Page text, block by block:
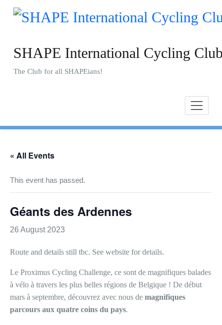
Skip
SHAPE International Cycling
The Club for all SHAPEians!
« All Events
This event has passed.
Géants des Ardennes
26 August 2023
Route and details still tbc. See website for details.
Le Proximus Cycling Challenge, ce sont de magnifiques balades
à vélo à travers les plus belles régions de Belgique ! De début
mars à septembre, découvrez avec nous de magnifiques
parcours aux quatre coins du pays.